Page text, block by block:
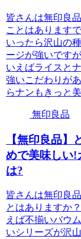
皆さんは無印良
ことはあります
いったら沢山の
ージが強いです
いえばライスと
強いこだわりが
らナンもきっと
無印良品
【無印良品】
めで美味しい!
は?
皆さんは無印良
とはありますか
えば不揃いバウ
いシリーズが沢